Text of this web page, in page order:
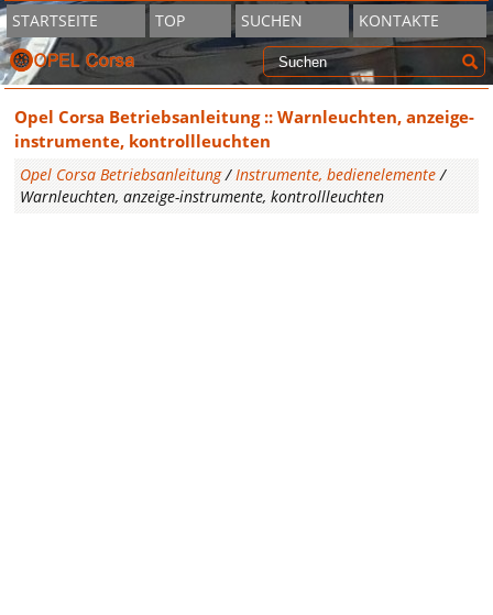
STARTSEITE TOP SUCHEN KONTAKTE
Opel Corsa Betriebsanleitung :: Warnleuchten, anzeige-
instrumente, kontrollleuchten
Opel Corsa Betriebsanleitung/Instrumente, bedienelemente /
Warnleuchten, anzeige-instrumente, kontrollleuchten